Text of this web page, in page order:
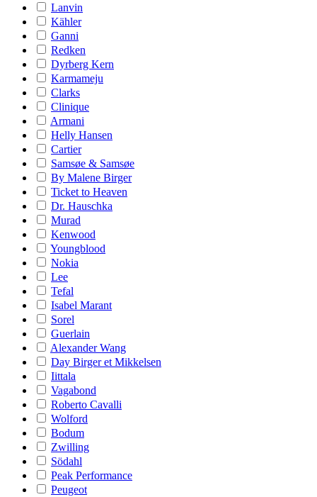
Lanvin
Kähler
Ganni
Redken
Dyrberg Kern
Karmameju
Clarks
Clinique
Armani
Helly Hansen
Cartier
Samsøe & Samsøe
By Malene Birger
Ticket to Heaven
Dr. Hauschka
Murad
Kenwood
Youngblood
Nokia
Lee
Tefal
Isabel Marant
Sorel
Guerlain
Alexander Wang
Day Birger et Mikkelsen
Iittala
Vagabond
Roberto Cavalli
Wolford
Bodum
Zwilling
Södahl
Peak Performance
Peugeot